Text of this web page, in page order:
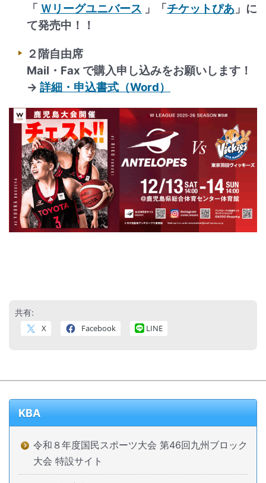
「 Ｗリーグユニバース 」「チケットぴあ 」に
て発売中！！
２階自由席
Mail・Fax で購入申し込みをお願いします！
→ 詳細・申込書式（Word）
共有:
X Facebook LINE
KBA
令和８年度国民スポーツ大会 第46回九州ブロック
大会 特設サイト